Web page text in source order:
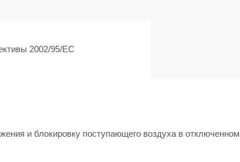
2002/95/EC
и блокировку поступающего воздуха в отключенном